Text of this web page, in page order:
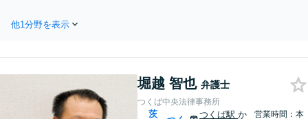
を下げることも大事だと考え、
可能な限り安くすることにこだ
わります。
他1分野を表示
堀越 智也 弁護士
つくば中央法律事務所
茨 つくば駅か 営業時間：本